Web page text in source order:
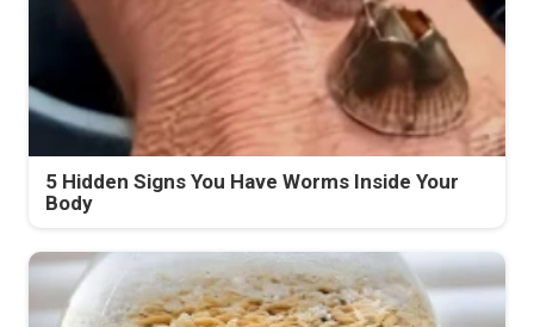
5 Hidden Signs You Have Worms Inside Your
Body